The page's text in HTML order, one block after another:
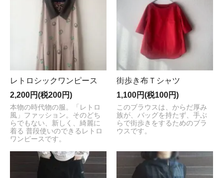
レトロシックワンピース
2,200円(税200円)
本物の時代物の服。「レトロ
風」ファッション。そのどち
らでもない、新しく、綺麗に
着る 普段使いのできるレトロ
ワンピースです。
街歩き布Ｔシャツ
1,100円(税100円)
このブラウスは、からだ厚み
族が、バッグを持たず、手ぶ
らで街歩きをするためのブラ
ウスです。